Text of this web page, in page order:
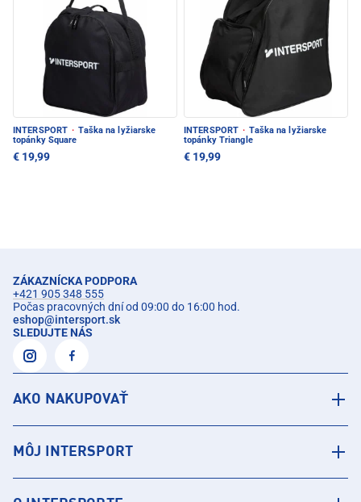
INTERSPORT · Taška na lyžiarske
topánky Square
€ 19,99
INTERSPORT · Taška na lyžiarske
topánky Triangle
€ 19,99
ZÁKAZNÍCKA PODPORA
+421 905 348 555
Počas pracovných dní od 09:00 do 16:00 hod.
eshop@intersport.sk
SLEDUJTE NÁS
AKO NAKUPOVAŤ
MÔJ INTERSPORT